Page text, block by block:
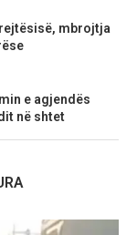
mbrojtja
e agjendës
në shtet